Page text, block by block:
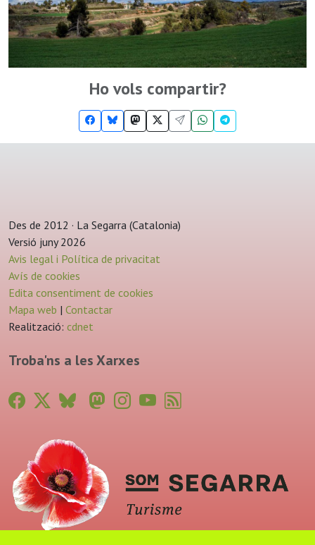
Ho vols compartir?
Des de 2012 · La Segarra (Catalonia)
Versió juny 2026
Avis legal i Política de privacitat
Avís de cookies
Edita consentiment de cookies
Mapa web | Contactar
Realització: cdnet
Troba'ns a les Xarxes